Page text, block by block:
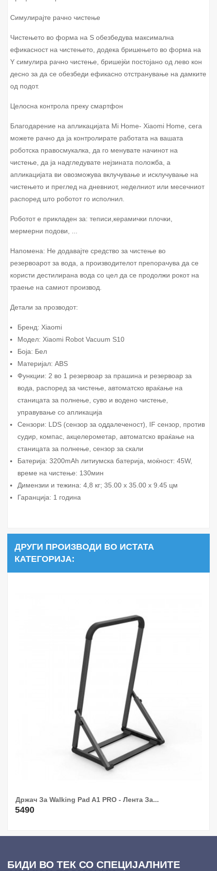
Симулирајте рачно чистење
Чистењето во форма на S обезбедува максимална
ефикасност на чистењето, додека бришењето во форма на
Y симулира рачно чистење, бришејќи постојано од лево кон
десно за да се обезбеди ефикасно отстранување на дамките
од подот.
Целосна контрола преку смартфон
Благодарениe на апликацијата Mi Home- Xiaomi Home, сега
можете рачно да ја контролирате работата на вашата
роботска правосмукалка, да го менувате начинот на
чистење, да ја надгледувате нејзината положба, а
апликацијата ви овозможува вклучување и исклучување на
чистењето и преглед на дневниот, неделниот или месечниот
распоред што роботот го исполнил.
Роботот е прикладен за: теписи,керамички плочки,
мермерни подови, ...
Напомена: Не додавајте средство за чистење во
резервоарот за вода, а производителот препорачува да се
користи дестилирана вода со цел да се продолжи рокот на
траење на самиот производ.
Детали за прозводот:
Бренд: Xiaomi
Модел: Xiaomi Robot Vacuum S10
Боја: Бел
Материјал: ABS
Функции: 2 во 1 резервоар за прашина и резервоар за
вода, распоред за чистење, автоматско враќање на
станицата за полнење, суво и водено чистење,
управување со апликација
Сензори: LDS (сензор за оддалеченост), IF сензор, против
судир, компас, акцелерометар, автоматско враќање на
станицата за полнење, сензор за скали
Батерија: 3200mAh литиумска батерија, моќност: 45W,
време на чистење: 130мин
Димензии и тежина: 4,8 кг; 35.00 x 35.00 x 9.45 цм
Гаранција: 1 година
ДРУГИ ПРОИЗВОДИ ВО ИСТАТА
КАТЕГОРИЈА:
Држач За Walking Pad A1 PRO - Лента За...
5490
БИДИ ВО ТЕК СО СПЕЦИЈАЛНИТЕ